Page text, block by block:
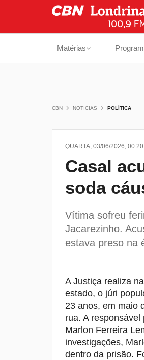
Matérias
CBN NOTICIAS POLÍTICA
QUARTA, 03/06/2026, 00:20
Casal
soda
Vítima sofreu
Jacarezinho.
estava preso na
A Justiça realiza
estado, o júri
23 anos, em maio
rua. A
Marlon Ferreira
investigações,
dentro da prisão.